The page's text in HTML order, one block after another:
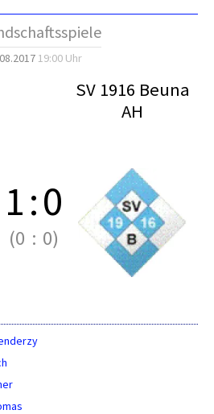
19:00 Uhr
SV 1916 Beuna
AH
1:0
(0 : 0)